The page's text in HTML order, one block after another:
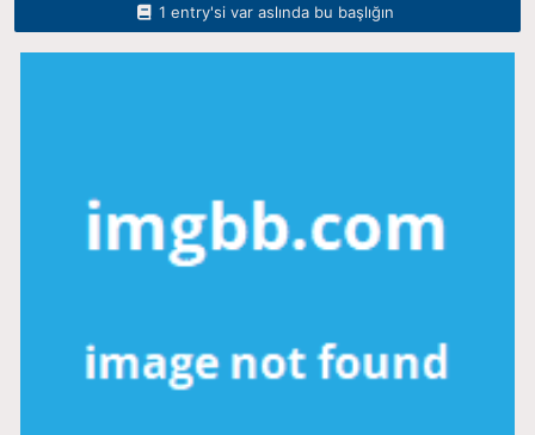
1 entry'si var aslında bu başlığın